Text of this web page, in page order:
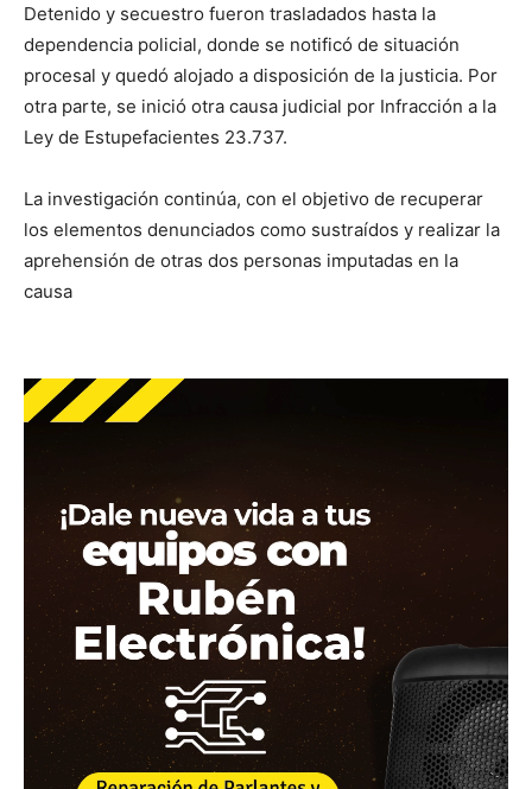
Detenido y secuestro fueron trasladados hasta la
dependencia policial, donde se notificó de situación
procesal y quedó alojado a disposición de la justicia. Por
otra parte, se inició otra causa judicial por Infracción a la
Ley de Estupefacientes 23.737.
La investigación continúa, con el objetivo de recuperar
los elementos denunciados como sustraídos y realizar la
aprehensión de otras dos personas imputadas en la
causa